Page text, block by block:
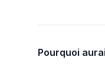
Pourquoi